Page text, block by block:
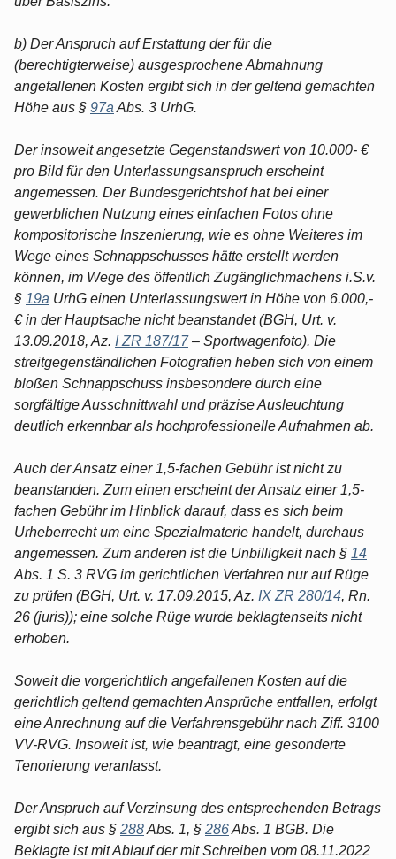
b) Der Anspruch auf Erstattung der für die
(berechtigterweise) ausgesprochene Abmahnung
angefallenen Kosten ergibt sich in der geltend gemachten
Höhe aus § 97a Abs. 3 UrhG.
Der insoweit angesetzte Gegenstandswert von 10.000- €
pro Bild für den Unterlassungsanspruch erscheint
angemessen. Der Bundesgerichtshof hat bei einer
gewerblichen Nutzung eines einfachen Fotos ohne
kompositorische Inszenierung, wie es ohne Weiteres im
Wege eines Schnappschusses hätte erstellt werden
können, im Wege des öffentlich Zugänglichmachens i.S.v.
§ 19a UrhG einen Unterlassungswert in Höhe von 6.000,-
€ in der Hauptsache nicht beanstandet (BGH, Urt. v.
13.09.2018, Az. I ZR 187/17– Sportwagenfoto). Die
streitgegenständlichen Fotografien heben sich von einem
bloßen Schnappschuss insbesondere durch eine
sorgfältige Ausschnittwahl und präzise Ausleuchtung
deutlich erkennbar als hochprofessionelle Aufnahmen ab.
Auch der Ansatz einer 1,5-fachen Gebühr ist nicht zu
beanstanden. Zum einen erscheint der Ansatz einer 1,5-
fachen Gebühr im Hinblick darauf, dass es sich beim
Urheberrecht um eine Spezialmaterie handelt, durchaus
angemessen. Zum anderen ist die Unbilligkeit nach § 14
Abs. 1 S. 3 RVG im gerichtlichen Verfahren nur auf Rüge
zu prüfen (BGH, Urt. v. 17.09.2015, Az. IX ZR 280/14, Rn.
26 (juris)); eine solche Rüge wurde beklagtenseits nicht
erhoben.
Soweit die vorgerichtlich angefallenen Kosten auf die
gerichtlich geltend gemachten Ansprüche entfallen, erfolgt
eine Anrechnung auf die Verfahrensgebühr nach Ziff. 3100
VV-RVG. Insoweit ist, wie beantragt, eine gesonderte
Tenorierung veranlasst.
Der Anspruch auf Verzinsung des entsprechenden Betrags
ergibt sich aus § 288Abs. 1, § 286Abs. 1 BGB. Die
Beklagte ist mit Ablauf der mit Schreiben vom 08.11.2022